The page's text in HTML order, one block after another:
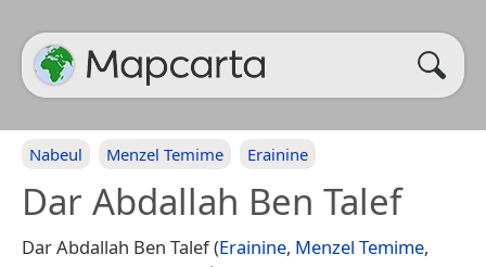
Nabeul Menzel Temime Erainine
Dar Abdallah Ben Talef
Dar Abdallah Ben Talef (Erainine, Menzel Temime,